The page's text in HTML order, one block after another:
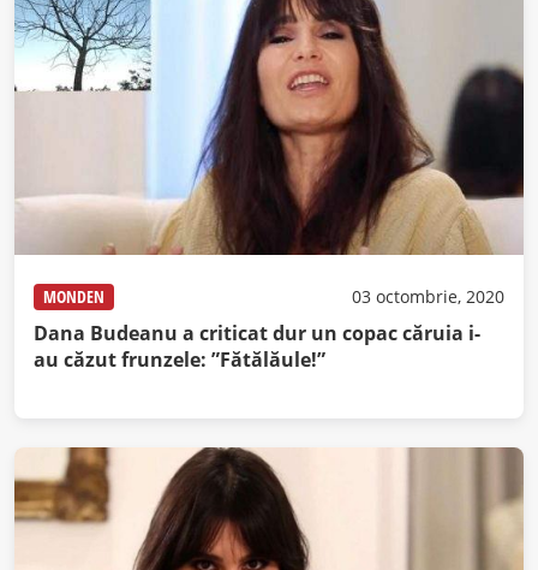
MONDEN 03 octombrie, 2020
Dana Budeanu a criticat dur un copac căruia i-
au căzut frunzele: ”Fătălăule!”